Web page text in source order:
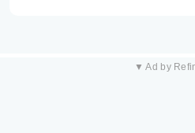
▼ Ad by